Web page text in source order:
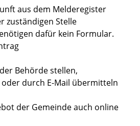
aus dem Melderegister
zuständigen Stelle
dafür kein Formular.
Behörde stellen,
durch E-Mail übermitteln
der Gemeinde auch online